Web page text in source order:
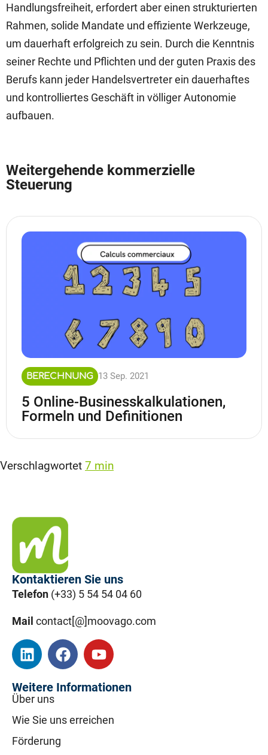
Handlungsfreiheit, erfordert aber einen strukturierten
Rahmen, solide Mandate und effiziente Werkzeuge,
um dauerhaft erfolgreich zu sein. Durch die Kenntnis
seiner Rechte und Pflichten und der guten Praxis des
Berufs kann jeder Handelsvertreter ein dauerhaftes
und kontrolliertes Geschäft in völliger Autonomie
aufbauen.
Weitergehende kommerzielle
Steuerung
BERECHNUNG 13 Sep. 2021
5 Online-Businesskalkulationen,
Formeln und Definitionen
Verschlagwortet 7 min
Kontaktieren Sie uns
Telefon (+33) 5 54 54 04 60
Mail contact[@]moovago.com
Weitere Informationen
Über uns
Wie Sie uns erreichen
Förderung